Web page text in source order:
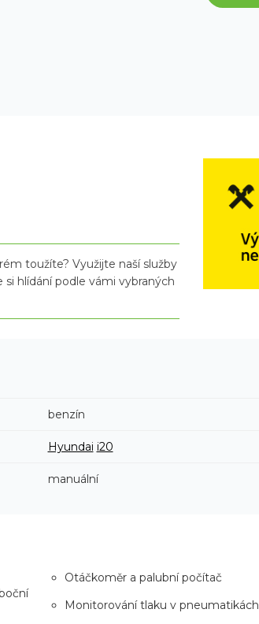
toužíte? Využijte naší služby
si hlídání podle vámi vybraných
benzín
Hyundai i20
manuální
Otáčkoměr a palubní počítač
Monitorování tlaku v pneumatikách